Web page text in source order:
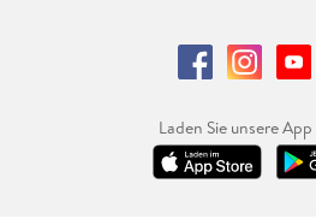
Laden Sie unsere